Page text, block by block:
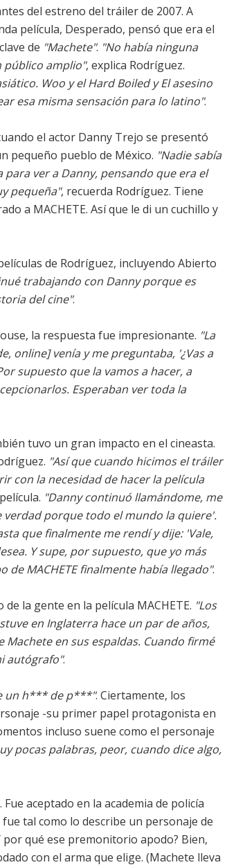
del estreno del tráiler de 2007. A
película, Desperado, pensó que era el
de "Machete". "No había ninguna
público amplio", explica Rodríguez.
Woo y el Hard Boiled y El asesino
esa misma sensación para lo latino".
el actor Danny Trejo se presentó
pequeño pueblo de México. "Nadie sabía
ver a Danny, pensando que era el
pequeña", recuerda Rodríguez. Tiene
a MACHETE. Así que le di un cuchillo y
de Rodríguez, incluyendo Abierto
trabajando con Danny porque es
del cine".
la respuesta fue impresionante. "La
online] venía y me preguntaba, '¿Vas a
supuesto que la vamos a hacer, a
Esperaban ver toda la
tuvo un gran impacto en el cineasta.
"Así que cuando hicimos el tráiler
con la necesidad de hacer la película
"Danny continuó llamándome, me
verdad porque todo el mundo la quiere'.
que finalmente me rendí y dije: 'Vale,
Y supe, por supuesto, que yo más
MACHETE finalmente había llegado".
la gente en la película MACHETE. "Los
en Inglaterra hace un par de años,
en sus espaldas. Cuando firmé
autógrafo".
un h*** de p***". Ciertamente, los
-su primer papel protagonista en
incluso suene como el personaje
pocas palabras, peor, cuando dice algo,
aceptado en la academia de policía
tal como lo describe un personaje de
por qué ese premonitorio apodo? Bien,
con el arma que elige. (Machete lleva